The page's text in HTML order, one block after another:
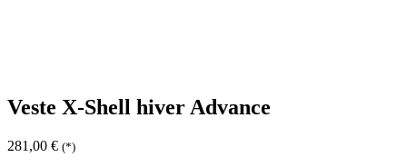
Veste X-Shell hiver Advance
281,00 € (*)